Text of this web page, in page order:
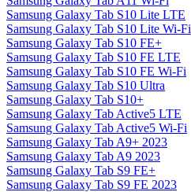
Samsung Galaxy Tab S10 Lite LTE
Samsung Galaxy Tab S10 Lite Wi-Fi
Samsung Galaxy Tab S10 FE+
Samsung Galaxy Tab S10 FE LTE
Samsung Galaxy Tab S10 FE Wi-Fi
Samsung Galaxy Tab S10 Ultra
Samsung Galaxy Tab S10+
Samsung Galaxy Tab Active5 LTE
Samsung Galaxy Tab Active5 Wi-Fi
Samsung Galaxy Tab A9+ 2023
Samsung Galaxy Tab A9 2023
Samsung Galaxy Tab S9 FE+
Samsung Galaxy Tab S9 FE 2023